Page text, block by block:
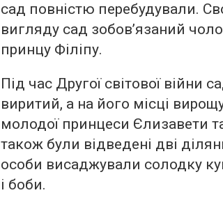
сад повністю перебудували.
вигляду сад зобов’язаний
принцу Філіпу.
Під час Другої світової війни
виритий, а на його місці
молодої принцеси Єлизавети
також були відведені дві
особи висаджували солодку
і боби.